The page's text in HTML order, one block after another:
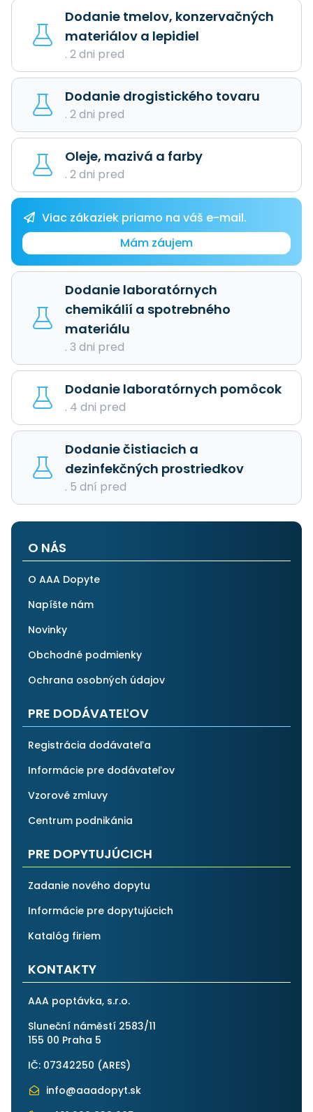
Dodanie tmelov, konzervačných
materiálov a lepidiel
. 2 dni pred
Dodanie drogistického tovaru
. 2 dni pred
Oleje, mazivá a farby
. 2 dni pred
Viac zákaziek priamo na váš e-mail.
Mám záujem
Dodanie laboratórnych
chemikálií a spotrebného
materiálu
. 3 dni pred
Dodanie laboratórnych pomôcok
. 4 dni pred
Dodanie čistiacich a
dezinfekčných prostriedkov
. 5 dní pred
O NÁS
O AAA Dopyte
Napíšte nám
Novinky
Obchodné podmienky
Ochrana osobných údajov
PRE DODÁVATEĽOV
Registrácia dodávateľa
Informácie pre dodávateľov
Vzorové zmluvy
Centrum podnikánia
PRE DOPYTUJÚCICH
Zadanie nového dopytu
Informácie pre dopytujúcich
Katalóg firiem
KONTAKTY
AAA poptávka, s.r.o.
Sluneční náměstí 2583/11
155 00 Praha 5
IČ: 07342250 (ARES)
info@aaadopyt.sk